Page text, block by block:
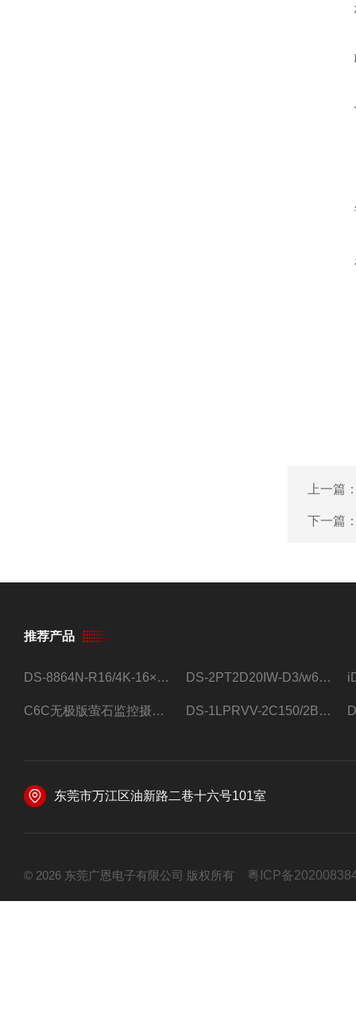
上一篇
下一篇
推荐产品
DS-8864N-R16/4K-16×4T/希捷16盘位录像机 DS-2PT2D20IW-D3/w64路高清硬盘录像机
C6C无极版萤石监控摄像头 DS-1LPRVV-2C150/2B监控室外夜视高清电源线护套线200米/卷
东莞市万江区油新路二巷十六号101室
© 2026 东莞广恩电子有限公司 版权所有 粤ICP备